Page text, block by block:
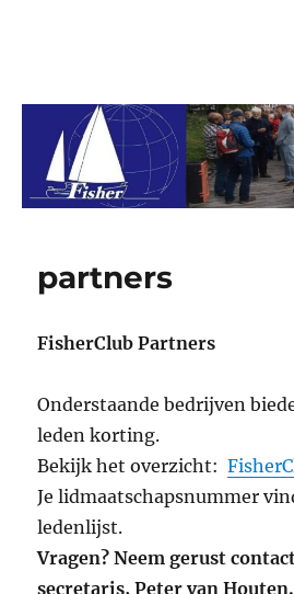
© 2026 Vereniging
partners
FisherClub Partners
Onderstaande bedrijven
leden korting.
Bekijk het overzicht:
Je lidmaatschapsnummer
ledenlijst.
Vragen? Neem gerust
secretaris, Peter van Houten.